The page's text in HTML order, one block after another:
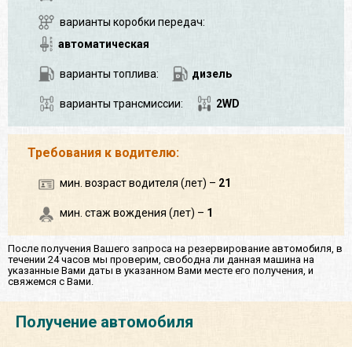
варианты коробки передач:
автоматическая
варианты топлива: дизель
варианты трансмиссии: 2WD
Требования к водителю:
мин. возраст водителя (лет) – 21
мин. стаж вождения (лет) – 1
После получения Вашего запроса на резервирование автомобиля, в
течении 24 часов мы проверим, свободна ли данная машина на
указанные Вами даты в указанном Вами месте его получения, и
свяжемся с Вами.
Получение автомобиля